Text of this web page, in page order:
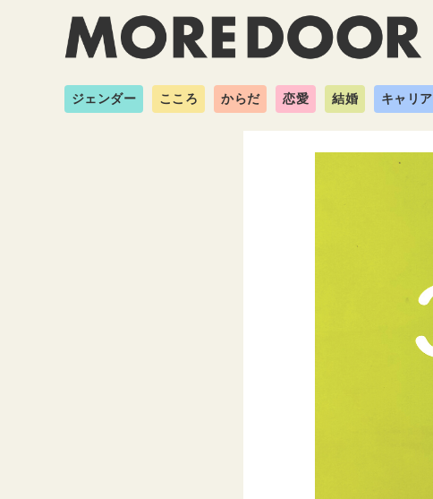
ジェンダー こころ からだ 恋愛 結婚 キャリア